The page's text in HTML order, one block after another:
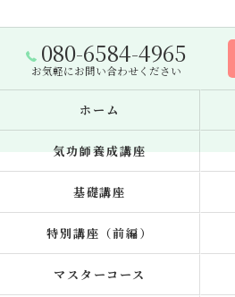
080-6584-4965
お気軽にお問い合わせください
ホーム
気功師養成講座
基礎講座
特別講座（前編）
マスターコース